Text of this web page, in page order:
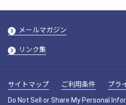
メールマガジン
リンク集
サイトマップ ご利用条件
プラ
Do Not Sell or Share My Personal